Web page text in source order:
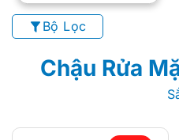
Bộ Lọc
Chậu Rửa